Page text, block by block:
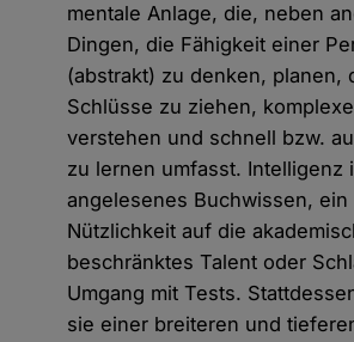
mentale Anlage, die, neben
Dingen, die Fähigkeit einer
(abstrakt) zu denken, planen,
Schlüsse zu ziehen,
verstehen und schnell bzw.
zu lernen umfasst. Intelligenz
angelesenes Buchwissen,
Nützlichkeit auf die
beschränktes Talent oder
Umgang mit Tests.
sie einer breiteren und